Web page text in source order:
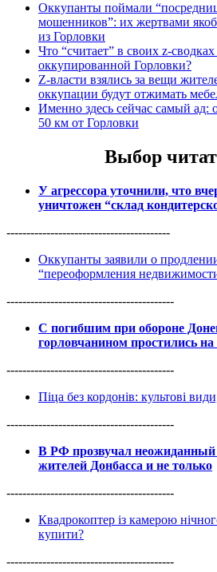
Оккупанты поймали
мошенников”: их жертвами
из Горловки
Что “считает” в своих z-сводках
оккупированной Горловки?
Z-власти взялись за вещи
оккупации будут отжимать
Именно здесь сейчас самый ад:
50 км от Горловки
Выбор
У агрессора уточнили, что
уничтожен “склад
-----------------------------------------
Оккупанты заявили о
“переоформления
------------------------------------------
С погибшим при обороне
горловчанином простились
------------------------------------------
Піца без кордонів: культові
------------------------------------------
В РФ прозвучал неожиданный
жителей Донбасса и не только
------------------------------------------
Квадрокоптер із камерою
купити?
------------------------------------------